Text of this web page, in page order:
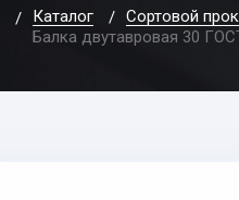
Каталог Сортовой
Балка двутавровая 30